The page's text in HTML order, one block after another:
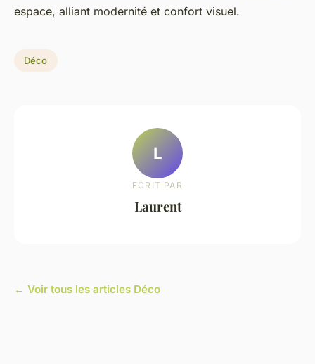
espace, alliant modernité et confort visuel.
Déco
L
ECRIT PAR
Laurent
← Voir tous les articles Déco